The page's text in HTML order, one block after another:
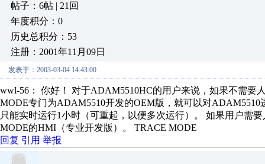
帖子：6帖 | 21回
年度积分：0
历史总积分：53
注册：2001年11月09日
发表于：2003-03-04 14:43:00
wwl-56： 你好！ 对于ADAM5510HC的用户来说，如果不需
MODE专门为ADAM5510开发的OEM版，就可以对
只能实时运行1小时（可重起，以便多次运行）。 如果用户需
MODE的HMI（专业开发版）。 TRACE MODE
回复 引用 举报